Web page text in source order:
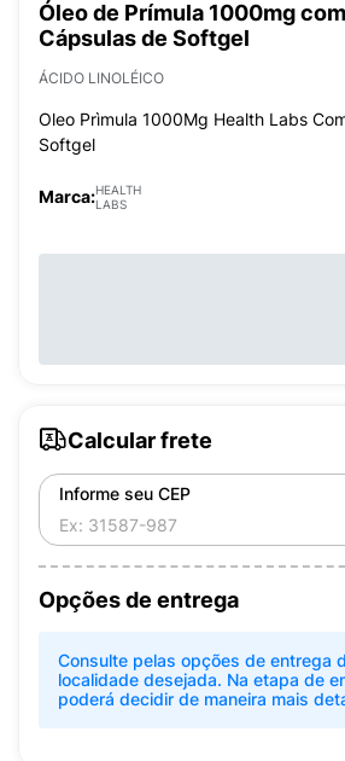
Óleo de Prímula 1000mg
Cápsulas de Softgel
ÁCIDO LINOLÉICO
Oleo Prìmula 1000Mg Health Labs
Softgel
Marca:HEALTH
LABS
Calcular frete
Informe seu CEP
Opções de entrega
Consulte pelas opções de entrega
localidade desejada. Na etapa de
poderá decidir de maneira mais